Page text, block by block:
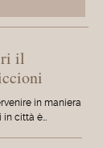
il
in maniera
in città è…